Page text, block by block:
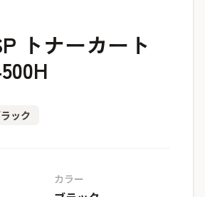
トナーカート
ック
カラー